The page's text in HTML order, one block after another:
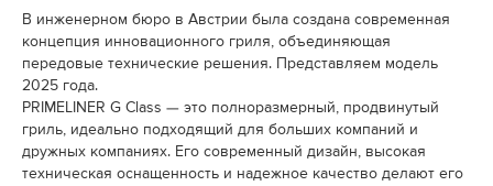
В инженерном бюро в Австрии была создана современная
концепция инновационного гриля, объединяющая
передовые технические решения. Представляем модель
2025 года.
PRIMELINER G Class — это полноразмерный, продвинутый
гриль, идеально подходящий для больших компаний и
дружных компаниях. Его современный дизайн, высокая
техническая оснащенность и надежное качество делают его